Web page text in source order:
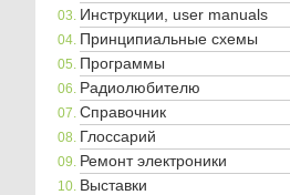
Инструкции, user manuals
Принципиальные схемы
Программы
Радиолюбителю
Справочник
Глоссарий
Ремонт электроники
Выставки